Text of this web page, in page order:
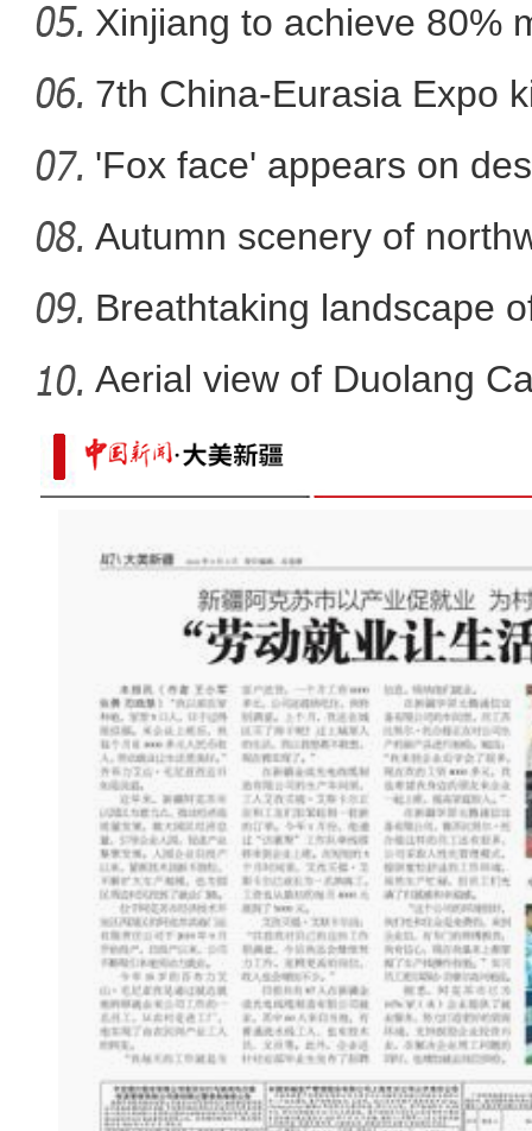
新疆叶城县菜农：四
新疆喀什棉农：采棉花到
Xinjiang to achieve 80%
in
7th China-Eurasia Expo
'Fox face' appears on
Autumn scenery of
Breathtaking landscape
Aerial view of Duolang